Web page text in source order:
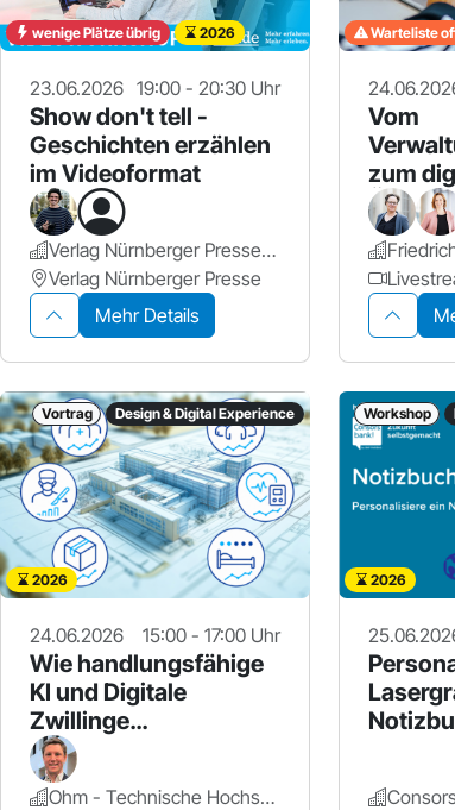
wenige Plätze übrig 2026
23.06.2026 19:00 - 20:30 Uhr
Show don't tell -
Geschichten erzählen
im Videoformat
Verlag Nürnberger Presse (VNP)
Verlag Nürnberger Presse
Mehr Details
Warteliste
Vom
zum
Vortrag Design & Digital Experience
2026
24.06.2026 15:00 - 17:00 Uhr
Wie handlungsfähige
KI und Digitale
Zwillinge
Krankenhausprozesse
transformieren
Ohm - Technische Hochschule Nürnberg Georg Simon Ohm
Workshop
2026